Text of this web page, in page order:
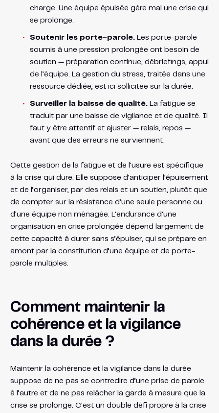
charge. Une équipe épuisée gère mal une crise qui
se prolonge.
Soutenir les porte-parole.Les porte-parole
soumis à une pression prolongée ont besoin de
soutien — préparation continue, débriefings, appui
de l’équipe. La gestion du stress, traitée dans une
ressource dédiée, est ici sollicitée sur la durée.
Surveiller la baisse de qualité.La fatigue se
traduit par une baisse de vigilance et de qualité. Il
faut y être attentif et ajuster — relais, repos —
avant que des erreurs ne surviennent.
Cette gestion de la fatigue et de l’usure est spécifique
à la crise qui dure. Elle suppose d’anticiper l’épuisement
et de l’organiser, par des relais et un soutien, plutôt que
de compter sur la résistance d’une seule personne ou
d’une équipe non ménagée. L’endurance d’une
organisation en crise prolongée dépend largement de
cette capacité à durer sans s’épuiser, qui se prépare en
amont par la constitution d’une équipe et de porte-
parole multiples.
Comment maintenir la
cohérence et la vigilance
dans la durée ?
Maintenir la cohérence et la vigilance dans la durée
suppose de ne pas se contredire d’une prise de parole
à l’autre et de ne pas relâcher la garde à mesure que la
crise se prolonge. C’est un double défi propre à la crise